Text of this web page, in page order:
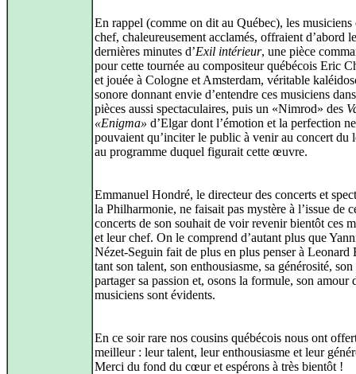
En rappel (comme on dit au Québec), les musiciens
chef, chaleureusement acclamés, offraient d’abord
dernières minutes d’Exil intérieur, une pièce
pour cette tournée au compositeur québécois Eric
et jouée à Cologne et Amsterdam, véritable
sonore donnant envie d’entendre ces musiciens
pièces aussi spectaculaires, puis un «Nimrod» des
«Enigma» d’Elgar dont l’émotion et la perfection ne
pouvaient qu’inciter le public à venir au concert du
au programme duquel figurait cette œuvre.
Emmanuel Hondré, le directeur des concerts et
la Philharmonie, ne faisait pas mystère à l’issue de
concerts de son souhait de voir revenir bientôt ces
et leur chef. On le comprend d’autant plus que
Nézet-Seguin fait de plus en plus penser à Leonard
tant son talent, son enthousiasme, sa générosité,
partager sa passion et, osons la formule, son amour
musiciens sont évidents.
En ce soir rare nos cousins québécois nous ont
meilleur : leur talent, leur enthousiasme et leur
Merci du fond du cœur et espérons à très bientôt !